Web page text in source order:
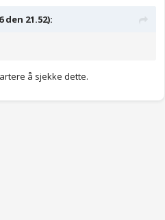
den 21.52):
å sjekke dette.